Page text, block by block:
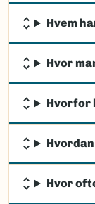
Hvem
Hvor
Hvorfor
Hvor